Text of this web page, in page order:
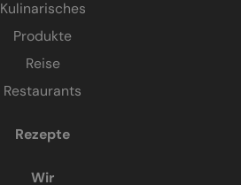
Kulinarisches
Produkte
Reise
Restaurants
Rezepte
Wir